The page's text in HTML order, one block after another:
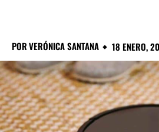
PORVERÓNICA SANTANA 18 ENERO,